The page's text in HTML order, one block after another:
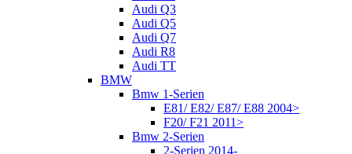
Audi Q3
Audi Q5
Audi Q7
Audi R8
Audi TT
BMW
Bmw 1-Serien
E81/ E82/ E87/ E88 2004>
F20/ F21 2011>
Bmw 2-Serien
2-Serien 2014-